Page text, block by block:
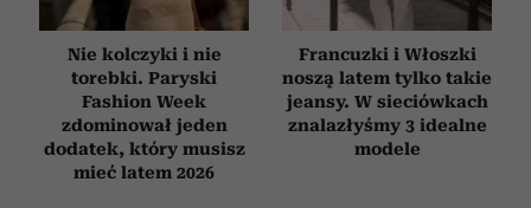
Nie kolczyki i nie
torebki. Paryski
Fashion Week
zdominował jeden
dodatek, który musisz
mieć latem 2026
Francuzki i Włoszki
noszą latem tylko takie
jeansy. W sieciówkach
znalazłyśmy 3 idealne
modele